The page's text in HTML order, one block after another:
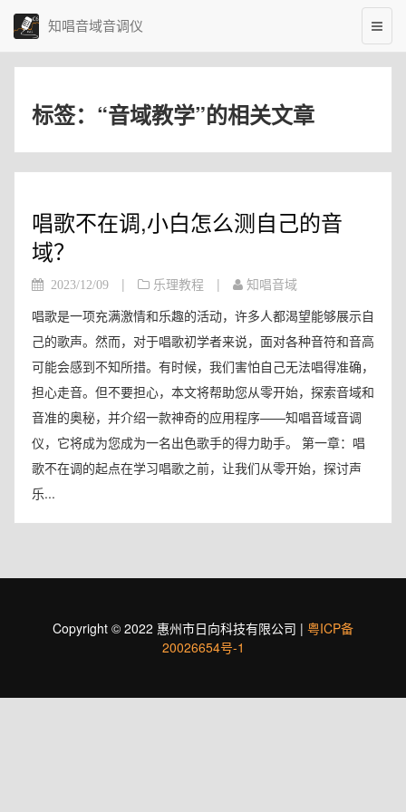
知唱音域音调仪
标签：“音域教学”的相关文章
唱歌不在调,小白怎么测自己的音
域？
2023/12/09 | 乐理教程 | 知唱音域
唱歌是一项充满激情和乐趣的活动，许多人都渴望能够展示自
己的歌声。然而，对于唱歌初学者来说，面对各种音符和音高
可能会感到不知所措。有时候，我们害怕自己无法唱得准确，
担心走音。但不要担心，本文将帮助您从零开始，探索音域和
音准的奥秘，并介绍一款神奇的应用程序——知唱音域音调
仪，它将成为您成为一名出色歌手的得力助手。 第一章：唱
歌不在调的起点在学习唱歌之前，让我们从零开始，探讨声
乐...
Copyright © 2022 惠州市日向科技有限公司 | 粤ICP备
20026654号-1